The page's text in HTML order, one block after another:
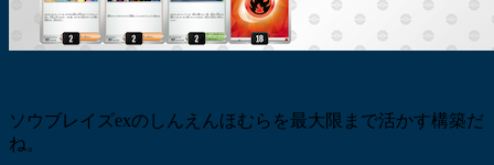
ソウブレイズexのしんえんほむらを最大限まで活かす構築だ
ね。